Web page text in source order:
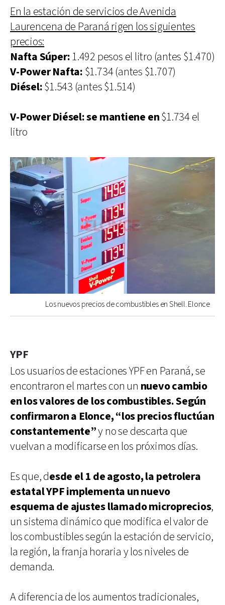
En la estación de servicios de Avenida
Laurencena de Paraná rigen los siguientes
precios:
Nafta Súper:1.492 pesos el litro (antes $1.470)
V-Power Nafta: $1.734 (antes $1.707)
Diésel:$1.543 (antes $1.514)
V-Power Diésel: se mantiene en$1.734 el
litro
Los nuevos precios de combustibles en Shell. Elonce
YPF
Los usuarios de estaciones YPF en Paraná, se
encontraron el martes con un nuevo cambio
en los valores de los combustibles.Según
confirmaron a Elonce, “los precios fluctúan
constantemente”y no se descarta que
vuelvan a modificarse en los próximos días.
Es que, desde el 1 de agosto, la petrolera
estatal YPF implementa un nuevo
esquema de ajustes llamado microprecios,
un sistema dinámico que modifica el valor de
los combustibles según la estación de servicio,
la región, la franja horaria y los niveles de
demanda.
A diferencia de los aumentos tradicionales,